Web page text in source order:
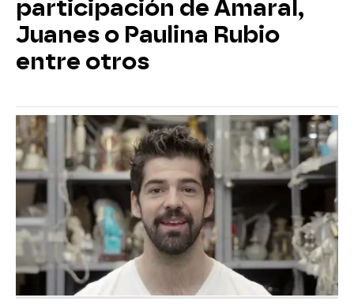
participación de Amaral,
Juanes o Paulina Rubio
entre otros